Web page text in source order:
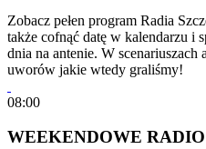
Zobacz pełen program Radia
także cofnąć datę w kalendarzu i
dnia na antenie. W
uworów jakie wtedy graliśmy!
08:00
WEEKENDOWE